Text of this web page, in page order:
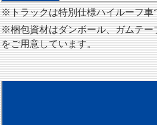
※トラックは特別仕様ハイルーフ車
※梱包資材はダンボール、ガムテー
をご用意しています。